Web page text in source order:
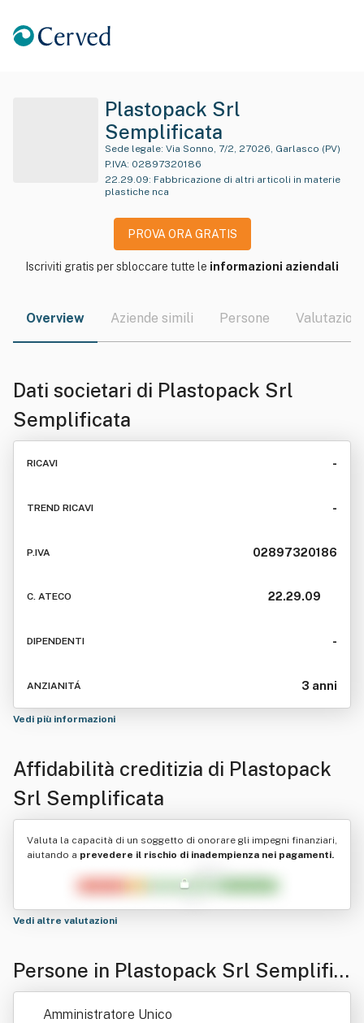
Plastopack Srl
Semplificata
Sede legale: Via Sonno, 7/2, 27026, Garlasco (PV)
P.IVA: 02897320186
22.29.09: Fabbricazione di altri articoli in materie
plastiche nca
PROVA ORA GRATIS
Iscriviti gratis per sbloccare tutte le informazioni aziendali
Overview Aziende simili Persone Valutazioni
Dati societari di Plastopack Srl
Semplificata
RICAVI -
TREND RICAVI -
P.IVA 02897320186
C. ATECO 22.29.09
DIPENDENTI -
ANZIANITÁ 3 anni
Vedi più informazioni
Affidabilità creditizia di Plastopack
Srl Semplificata
Valuta la capacità di un soggetto di onorare gli impegni finanziari,
aiutando a prevedere il rischio di inadempienza nei pagamenti.
Vedi altre valutazioni
Persone in Plastopack Srl Semplific
ata
Amministratore Unico